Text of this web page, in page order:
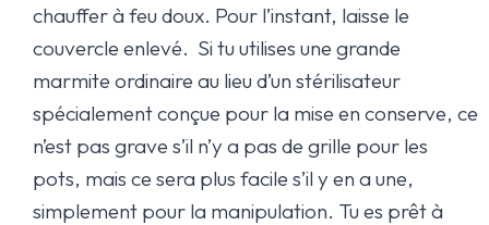
chauffer à feu doux. Pour l’instant, laisse le
couvercle enlevé. Si tu utilises une grande
marmite ordinaire au lieu d’un stérilisateur
spécialement conçue pour la mise en conserve, ce
n’est pas grave s’il n’y a pas de grille pour les
pots, mais ce sera plus facile s’il y en a une,
simplement pour la manipulation. Tu es prêt à